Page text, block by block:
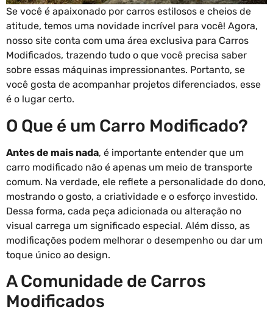
Se você é apaixonado por carros estilosos e cheios de
atitude, temos uma novidade incrível para você! Agora,
nosso site conta com uma área exclusiva para Carros
Modificados, trazendo tudo o que você precisa saber
sobre essas máquinas impressionantes. Portanto, se
você gosta de acompanhar projetos diferenciados, esse
é o lugar certo.
O Que é um Carro Modificado?
Antes de mais nada, é importante entender que um
carro modificado não é apenas um meio de transporte
comum. Na verdade, ele reflete a personalidade do dono,
mostrando o gosto, a criatividade e o esforço investido.
Dessa forma, cada peça adicionada ou alteração no
visual carrega um significado especial. Além disso, as
modificações podem melhorar o desempenho ou dar um
toque único ao design.
A Comunidade de Carros
Modificados